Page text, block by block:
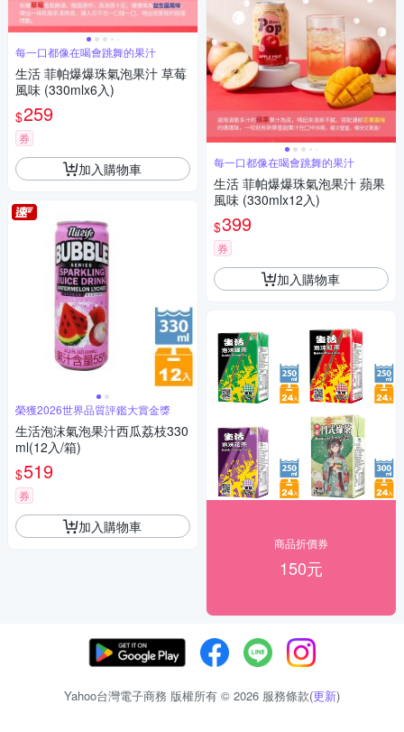
每一口都像在喝會跳舞的果汁
生活 菲帕爆爆珠氣泡果汁 草莓
風味 (330mlx6入)
$259
券
加入購物車
榮獲2026世界品質評鑑大賞金獎
生活泡沫氣泡果汁西瓜荔枝330
ml(12入/箱)
$519
券
加入購物車
每一口都像在喝會跳舞的果汁
生活 菲帕爆爆珠氣泡果汁 蘋果
風味 (330mlx12入)
$399
券
加入購物車
商品折價券
150元
Yahoo台灣電子商務 版權所有 © 2026 服務條款(更新)